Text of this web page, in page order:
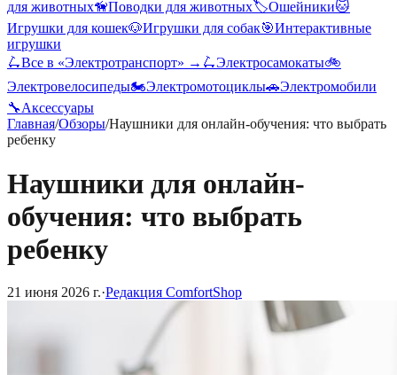
для животных🦮Поводки для животных🏷️Ошейники🐱
Игрушки для кошек🐶Игрушки для собак🎯Интерактивные
игрушки
🛴Все в «Электротранспорт» → 🛴Электросамокаты🚲
Электровелосипеды🏍️Электромотоциклы🚗Электромобили
🔧Аксессуары
Главная/Обзоры/Наушники для онлайн-обучения: что выбрать
ребенку
Наушники для онлайн-
обучения: что выбрать
ребенку
21 июня 2026 г.·Редакция ComfortShop